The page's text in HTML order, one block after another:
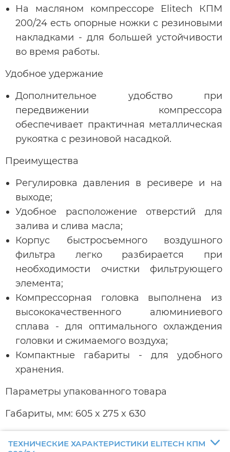
На масляном компрессоре Elitech КПМ
200/24 есть опорные ножки с резиновыми
накладками - для большей устойчивости
во время работы.
Удобное удержание
Дополнительное удобство при
передвижении компрессора
обеспечивает практичная металлическая
рукоятка с резиновой насадкой.
Преимущества
Регулировка давления в ресивере и на
выходе;
Удобное расположение отверстий для
залива и слива масла;
Корпус быстросъемного воздушного
фильтра легко разбирается при
необходимости очистки фильтрующего
элемента;
Компрессорная головка выполнена из
высококачественного алюминиевого
сплава - для оптимального охлаждения
головки и сжимаемого воздуха;
Компактные габариты - для удобного
хранения.
Параметры упакованного товара
Габариты, мм: 605 x 275 x 630
ТЕХНИЧЕСКИЕ ХАРАКТЕРИСТИКИ ELITECH КПМ